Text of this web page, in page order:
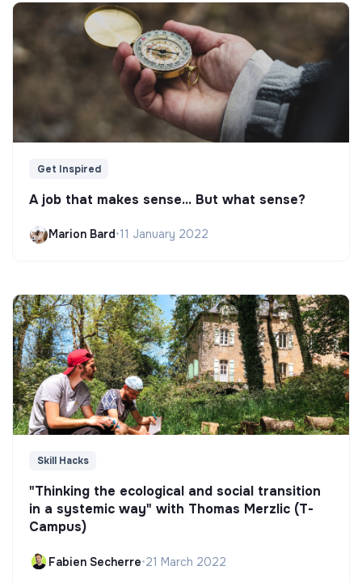
Get Inspired
A job that makes sense... But what sense?
Marion Bard•11 January 2022
Skill Hacks
"Thinking the ecological and social transition
in a systemic way" with Thomas Merzlic (T-
Campus)
Fabien Secherre•21 March 2022